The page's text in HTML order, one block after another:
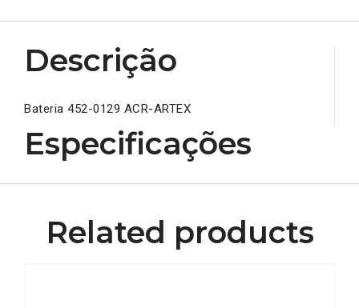
Descrição
Bateria 452-0129 ACR-ARTEX
Especificações
Related products